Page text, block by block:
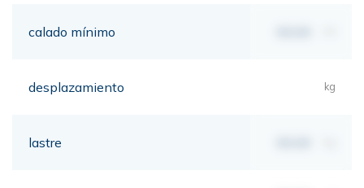
calado mínimo
desplazamiento kg
lastre